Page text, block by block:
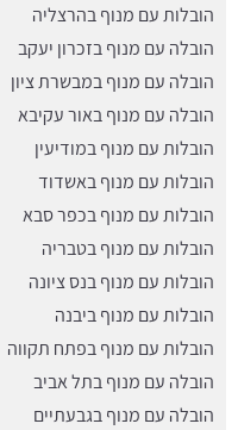
הובלות עם מנוף בהרצליה
הובלה עם מנוף בזכרון יעקב
הובלה עם מנוף במבשרת ציון
הובלה עם מנוף באור עקיבא
הובלות עם מנוף במודיעין
הובלות עם מנוף באשדוד
הובלות עם מנוף בכפר סבא
הובלות עם מנוף בטבריה
הובלות עם מנוף בנס ציונה
הובלות עם מנוף ביבנה
הובלות עם מנוף בפתח תקווה
הובלה עם מנוף בתל אביב
הובלה עם מנוף בגבעתיים